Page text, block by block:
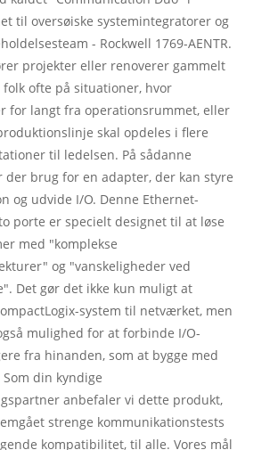
til oversøiske systemintegratorer og
- Rockwell 1769-AENTR.
projekter eller renoverer gammelt
ofte på situationer, hvor
for langt fra operationsrummet, eller
skal opdeles i flere
til ledelsen. På sådanne
brug for en adapter, der kan styre
og udvide I/O. Denne Ethernet-
porte er specielt designet til at løse
med "komplekse
og "vanskeligheder ved
Det gør det ikke kun muligt at
system til netværket, men
mulighed for at forbinde I/O-
fra hinanden, som at bygge med
din kyndige
anbefaler vi dette produkt,
strenge kommunikationstests
kompatibilitet, til alle. Vores mål